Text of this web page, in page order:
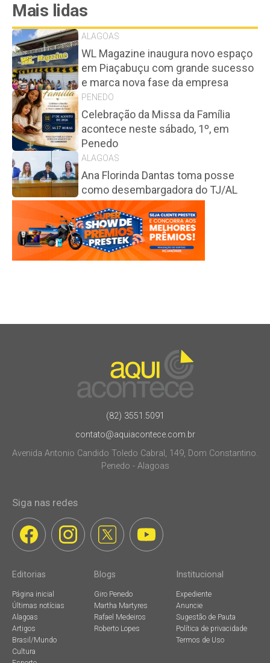
Mais lidas
ALAGOAS
WL Magazine inaugura novo espaço
em Piaçabuçu com grande sucesso
e marca nova fase da empresa
PENEDO
Celebração da Missa da Família
acontece neste sábado, 1º, em
Penedo
ALAGOAS
Ana Florinda Dantas toma posse
como desembargadora do TJ/AL
(82) 3551.5091
contato@aquiacontece.com.br
Avenida Antonio Candido Toledo Cabral, 149, Dom Constantino.
Penedo - Alagoas
Siga nas redes
Editorias
Página inicial
Últimas notícias
Alagoas
Artigos
Brasil/Mundo
Cultura
Blogs
Giro Penedo
Martha Martyres
Rafael Medeiros
Roberto Lopes
Institucional
Expediente
Anuncie
Sugestão de Pauta
Política de privacidade
Termos de Uso